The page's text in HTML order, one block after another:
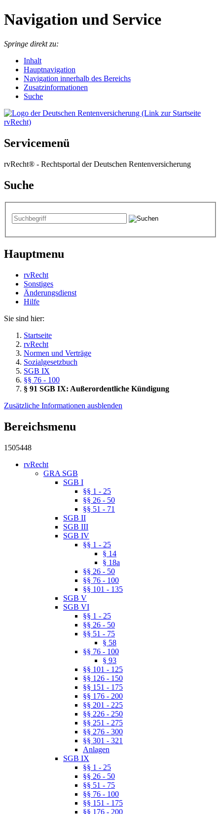
Navigation und Service
Springe direkt zu:
Inhalt
Hauptnavigation
Navigation innerhalb des Bereichs
Zusatzinformationen
Suche
Servicemenü
rvRecht® - Rechtsportal der Deutschen Rentenversicherung
Suche
Hauptmenu
rvRecht
Sonstiges
Änderungsdienst
Hil­fe
Sie sind hier:
Startseite
rvRecht
Normen und Verträge
Sozialgesetzbuch
SGB IX
§§ 76 - 100
§ 91 SGB IX: Außerordentliche Kündigung
Zusätzliche Informationen ausblenden
Bereichsmenu
1505448
rvRecht
GRA SGB
SGB I
§§ 1 - 25
§§ 26 - 50
§§ 51 - 71
SGB II
SGB III
SGB IV
§§ 1 - 25
§ 14
§ 18a
§§ 26 - 50
§§ 76 - 100
§§ 101 - 135
SGB V
SGB VI
§§ 1 - 25
§§ 26 - 50
§§ 51 - 75
§ 58
§§ 76 - 100
§ 93
§§ 101 - 125
§§ 126 - 150
§§ 151 - 175
§§ 176 - 200
§§ 201 - 225
§§ 226 - 250
§§ 251 - 275
§§ 276 - 300
§§ 301 - 321
Anlagen
SGB IX
§§ 1 - 25
§§ 26 - 50
§§ 51 - 75
§§ 76 - 100
§§ 151 - 175
§§ 176 - 200